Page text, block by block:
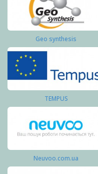
Geo synthesis
TEMPUS
Neuvoo.com.ua